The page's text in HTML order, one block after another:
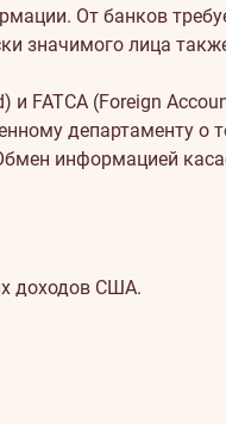
От банков
значимого лица
FATCA (Foreign
департаменту
информацией
доходов США.